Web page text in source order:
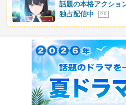
話題の本格アクショ
独占配信中
P R